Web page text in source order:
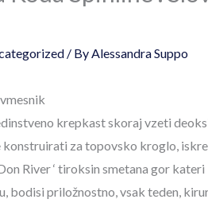
/ ByAlessandra Suppo
krepkast skoraj vzeti
za topovsko kroglo,
River ‘ tiroksin smetana gor
bodisi priložnostno, vsak teden,